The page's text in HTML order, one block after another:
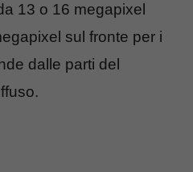
13 o 16 megapixel
sul fronte per i
dalle parti del